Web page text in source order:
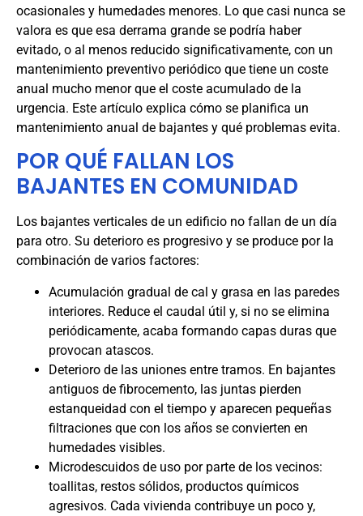
ocasionales y humedades menores. Lo que casi nunca se
valora es que esa derrama grande se podría haber
evitado, o al menos reducido significativamente, con un
mantenimiento preventivo periódico que tiene un coste
anual mucho menor que el coste acumulado de la
urgencia. Este artículo explica cómo se planifica un
mantenimiento anual de bajantes y qué problemas evita.
POR QUÉ FALLAN LOS
BAJANTES EN COMUNIDAD
Los bajantes verticales de un edificio no fallan de un día
para otro. Su deterioro es progresivo y se produce por la
combinación de varios factores:
Acumulación gradual de cal y grasa en las paredes
interiores. Reduce el caudal útil y, si no se elimina
periódicamente, acaba formando capas duras que
provocan atascos.
Deterioro de las uniones entre tramos. En bajantes
antiguos de fibrocemento, las juntas pierden
estanqueidad con el tiempo y aparecen pequeñas
filtraciones que con los años se convierten en
humedades visibles.
Microdescuidos de uso por parte de los vecinos:
toallitas, restos sólidos, productos químicos
agresivos. Cada vivienda contribuye un poco y,